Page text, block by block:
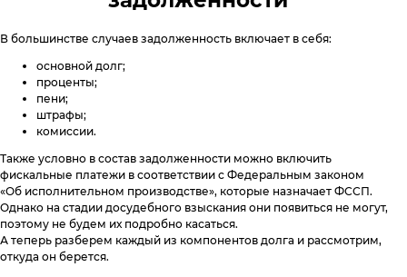
117638, г. Москва, ул. Одесская,
д. 2, помещение 1/12
Отправить обращение
eos@oooeos.ru
В большинстве случаев задолженность включает в себя:
основной долг;
проценты;
пени;
штрафы;
комиссии.
Также условно в состав задолженности можно включить
фискальные платежи в соответствии с Федеральным законом
«Об исполнительном производстве», которые назначает ФССП.
Однако на стадии досудебного взыскания они появиться не могут,
поэтому не будем их подробно касаться.
А теперь разберем каждый из компонентов долга и рассмотрим,
откуда он берется.